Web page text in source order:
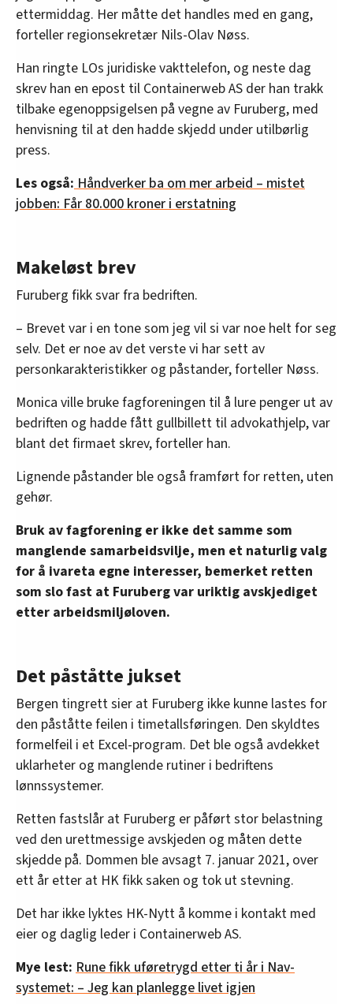
ettermiddag. Her måtte det handles med en gang,
forteller regionsekretær Nils-Olav Nøss.
Han ringte LOs juridiske vakttelefon, og neste dag
skrev han en epost til Containerweb AS der han trakk
tilbake egenoppsigelsen på vegne av Furuberg, med
henvisning til at den hadde skjedd under utilbørlig
press.
Les også:Håndverker ba om mer arbeid – mistet
jobben: Får 80.000 kroner i erstatning
Makeløst brev
Furuberg fikk svar fra bedriften.
– Brevet var i en tone som jeg vil si var noe helt for seg
selv. Det er noe av det verste vi har sett av
personkarakteristikker og påstander, forteller Nøss.
Monica ville bruke fagforeningen til å lure penger ut av
bedriften og hadde fått gullbillett til advokathjelp, var
blant det firmaet skrev, forteller han.
Lignende påstander ble også framført for retten, uten
gehør.
Bruk av fagforening er ikke det samme som
manglende samarbeidsvilje, men et naturlig valg
for å ivareta egne interesser, bemerket retten
som slo fast at Furuberg var uriktig avskjediget
etter arbeidsmiljøloven.
Det påståtte jukset
Bergen tingrett sier at Furuberg ikke kunne lastes for
den påståtte feilen i timetallsføringen. Den skyldtes
formelfeil i et Excel-program. Det ble også avdekket
uklarheter og manglende rutiner i bedriftens
lønnssystemer.
Retten fastslår at Furuberg er påført stor belastning
ved den urettmessige avskjeden og måten dette
skjedde på. Dommen ble avsagt 7. januar 2021, over
ett år etter at HK fikk saken og tok ut stevning.
Det har ikke lyktes HK-Nytt å komme i kontakt med
eier og daglig leder i Containerweb AS.
Mye lest: Rune fikk uføretrygd etter ti år i Nav-
systemet: – Jeg kan planlegge livet igjen